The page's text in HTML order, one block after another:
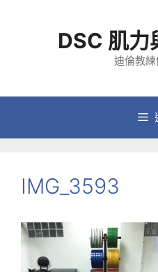
容
DSC 肌力
迪倫教
IMG_3593